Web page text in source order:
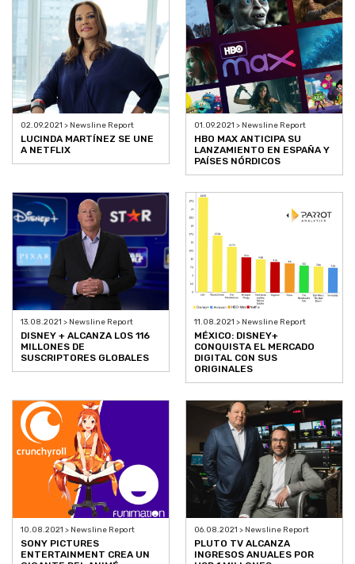
02.09.2021 > Newsline Report
LUCINDA MARTÍNEZ SE UNE
A NETFLIX
01.09.2021 > Newsline Report
HBO MAX ANTICIPA SU
LANZAMIENTO EN ESPAÑA Y
PAÍSES NÓRDICOS
13.08.2021 > Newsline Report
DISNEY + ALCANZA LOS 116
MILLONES DE
SUSCRIPTORES GLOBALES
11.08.2021 > Newsline Report
MÉXICO: DISNEY+
CONQUISTA EL MERCADO
DIGITAL CON SUS
ORIGINALES
10.08.2021 > Newsline Report
SONY PICTURES
ENTERTAINMENT CREA UN
06.08.2021 > Newsline Report
PLUTO TV ALCANZA
INGRESOS ANUALES POR